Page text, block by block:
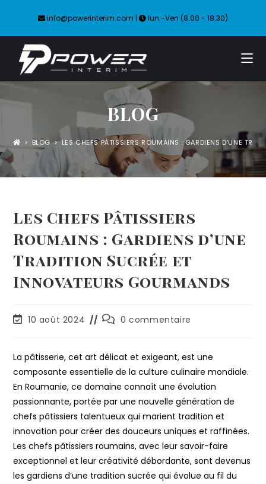
info@powerinterim.com | lun -Ven (8:00 - 18:30)
BLOG
> BLOG > LES CHEFS PÂTISSIERS ROUMAINS : GARDIENS D’UNE
Les Chefs Pâtissiers
Roumains : Gardiens d’une
Tradition Sucrée et
Innovateurs Gourmands
10 août 2024 0 commentaire
La pâtisserie, cet art délicat et exigeant, est une
composante essentielle de la culture culinaire mondiale.
En Roumanie, ce domaine connaît une évolution
passionnante, portée par une nouvelle génération de
chefs pâtissiers talentueux qui marient tradition et
innovation pour créer des douceurs uniques et raffinées.
Les chefs pâtissiers roumains, avec leur savoir-faire
exceptionnel et leur créativité débordante, sont devenus
les gardiens d’une tradition sucrée qui évolue au fil du